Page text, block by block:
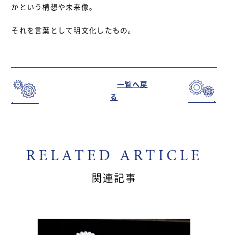
かという構想や未来像。
それを言葉として明文化したもの。
一覧へ戻
る
RELATED ARTICLE
関連記事